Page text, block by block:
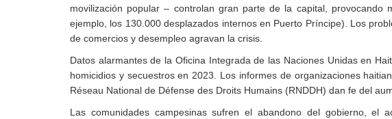
Madagascar
Palestina
movilización popular – controlan gran parte de la capital, provocando
ejemplo, los 130.000 desplazados internos en Puerto Príncipe). Los
de comercios y desempleo agravan la crisis.
Datos alarmantes de la Oficina Integrada de las Naciones Unidas en
homicidios y secuestros en 2023. Los informes de organizaciones
Réseau National de Défense des Droits Humains (RNDDH) dan fe del
Las comunidades campesinas sufren el abandono del gobierno, el